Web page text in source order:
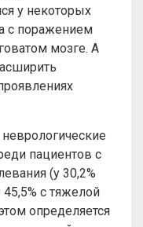
у некоторых
с поражением
мозге. А
пациентов с
(у 30,2%
с тяжелой
определяется